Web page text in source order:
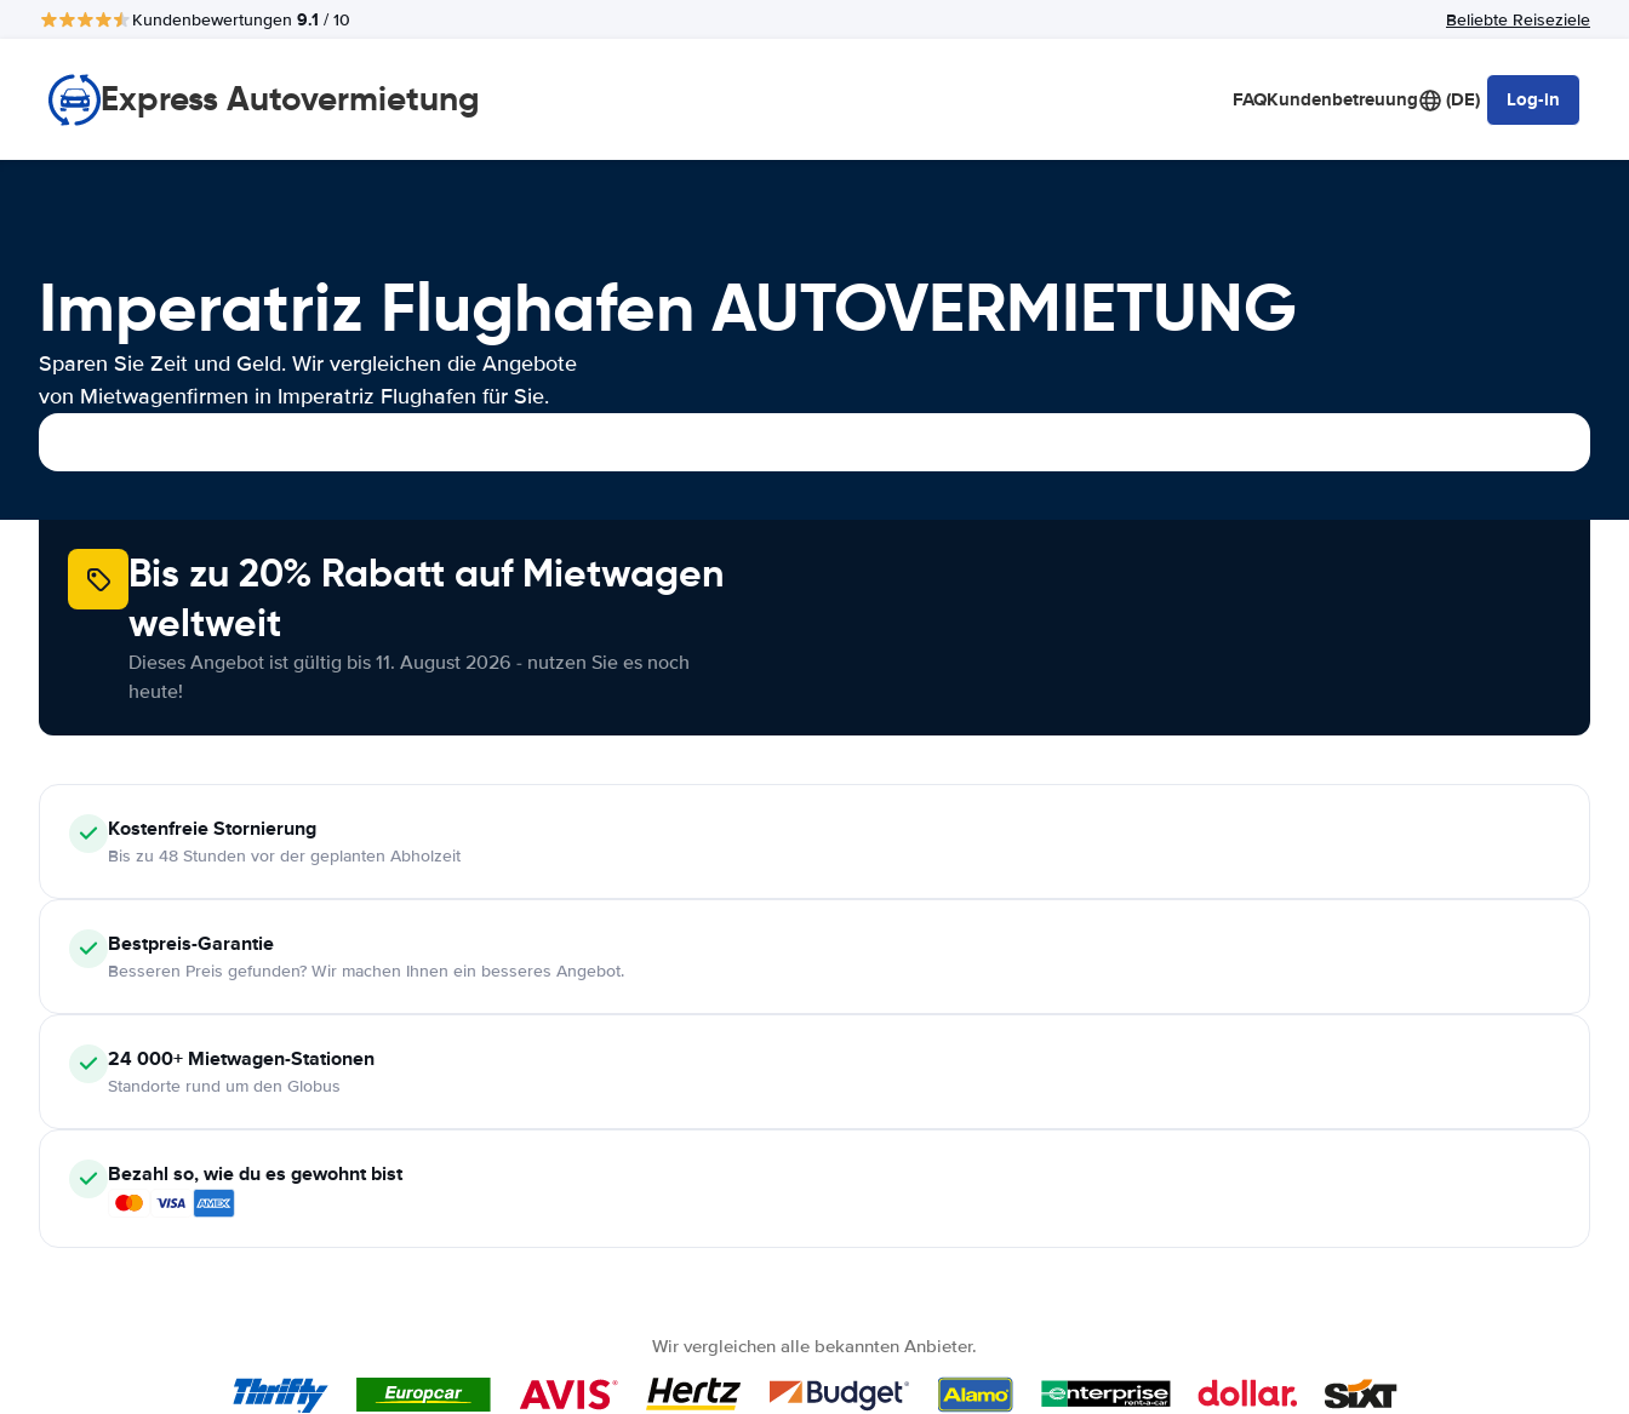
Kundenbewertungen 9.1 / 10 Beliebte Reiseziele
Express Autovermietung FAQKundenbetreuung (DE) Log-in
Imperatriz Flughafen AUTOVERMIETUNG
Sparen Sie Zeit und Geld. Wir vergleichen die Angebote
von Mietwagenfirmen in Imperatriz Flughafen für Sie.
Bis zu 20% Rabatt auf Mietwagen
weltweit
Dieses Angebot ist gültig bis 11. August 2026 - nutzen Sie es noch
heute!
KostenfreieStornierung
Bis zu 48 Stunden vor der geplanten Abholzeit
Bestpreis-Garantie
Besseren Preis gefunden? Wir machen Ihnen ein besseres Angebot.
24 000+ Mietwagen-Stationen
Standorte rund um den Globus
Bezahl so, wie du es gewohnt bist
Wir vergleichen alle bekannten Anbieter.